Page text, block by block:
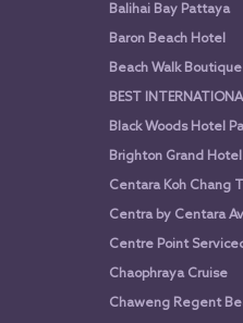
Balihai Bay Pattaya
Baron Beach Hotel
Beach Walk
BEST
Black Woods Hotel
Brighton Grand
Centara Koh Chang
Centra by Centara
Centre Point
Chaophraya Cruise
Chaweng Regent